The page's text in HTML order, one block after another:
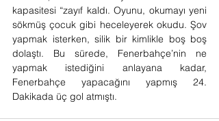
kapasitesi “zayıf kaldı. Oyunu, okumayı yeni
sökmüş çocuk gibi heceleyerek okudu. Şov
yapmak isterken, silik bir kimlikle boş boş
dolaştı. Bu sürede, Fenerbahçe’nin ne
yapmak istediğini anlayana kadar,
Fenerbahçe yapacağını yapmış 24.
Dakikada üç gol atmıştı.